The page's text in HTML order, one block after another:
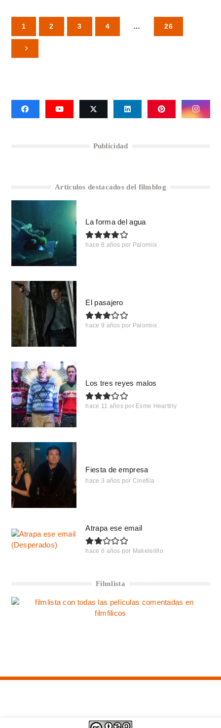
1 2 3 4 … 26
Publicidad
Artículos destacados del filmblog
La forma del agua
hace 8 años por Palomiix
El pasajero
hace 9 años por Palomiix
Los tres reyes malos
hace 11 años por Esme Heartilly
Fiesta de empresa
hace 3 años por Cinefila
Atrapa ese email
hace 6 años por Makelelillo
Filmlista